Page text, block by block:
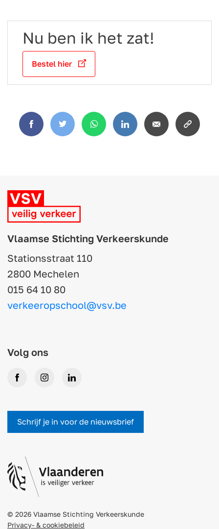
Nu ben ik het zat!
Bestel hier
FacebookTwitter WhatsAppLinkedInEmail
Copy
Vlaamse Stichting Verkeerskunde
Stationsstraat 110
2800 Mechelen
015 64 10 80
verkeeropschool@vsv.be
Volg ons
FacebookInstagramLinkedIn
Schrijf je in voor de nieuwsbrief
© 2026 Vlaamse Stichting Verkeerskunde
Privacy- & cookiebeleid